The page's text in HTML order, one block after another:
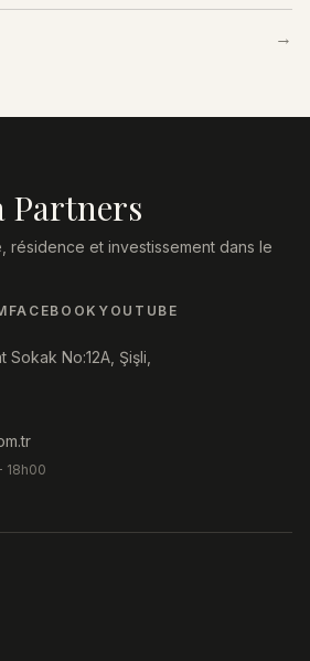
→
Partners
résidence et investissement dans le
FACEBOOK YOUTUBE
No:12A, Şişli,
18h00